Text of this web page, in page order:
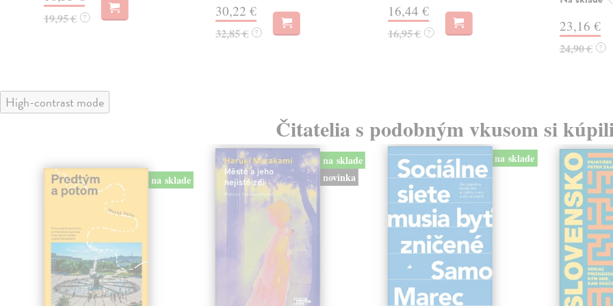
19,95 € ? 30,22 €
32,85 € ?
16,44 €
16,95 € ? 23,16 €
24,90 € ?
High-contrast mode
Čitatelia s podobným vkusom si
na sklade
na sklade
novinka
na sklade